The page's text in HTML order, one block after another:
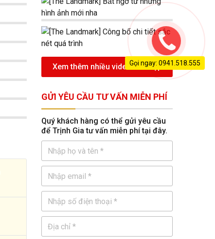
Xem thêm nhiều video nhà đẹp
GỬI YÊU CẦU TƯ VẤN MIỄN PHÍ
Quý khách hàng có thể gửi yêu cầu
để Trịnh Gia tư vấn miễn phí tại đây.
Gọi ngay: 0941.518.555